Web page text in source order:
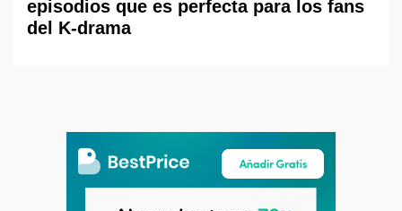
episodios que es perfecta para los fans
del K-drama